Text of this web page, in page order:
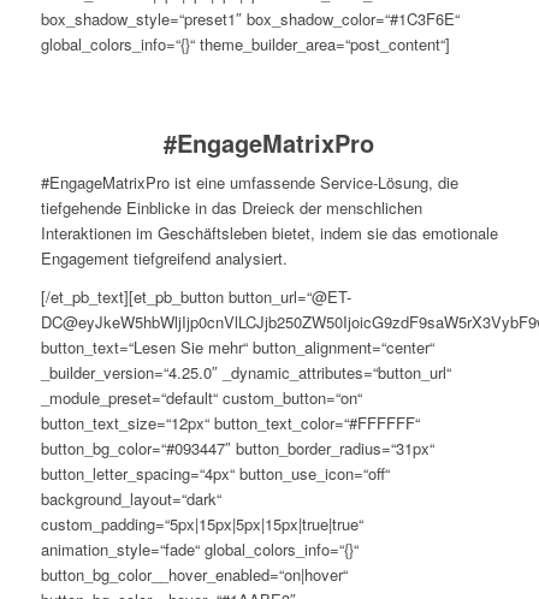
box_shadow_style=“preset1″ box_shadow_color=“#1C3F6E“
global_colors_info=“{}“ theme_builder_area=“post_content“]
#EngageMatrixPro
#EngageMatrixPro ist eine umfassende Service-Lösung, die
tiefgehende Einblicke in das Dreieck der menschlichen
Interaktionen im Geschäftsleben bietet, indem sie das emotionale
Engagement tiefgreifend analysiert.
[/et_pb_text][et_pb_button button_url=“@ET-
button_text=“Lesen Sie mehr“ button_alignment=“center“
_builder_version=“4.25.0″ _dynamic_attributes=“button_url“
_module_preset=“default“ custom_button=“on“
button_text_size=“12px“ button_text_color=“#FFFFFF“
button_bg_color=“#093447″ button_border_radius=“31px“
button_letter_spacing=“4px“ button_use_icon=“off“
background_layout=“dark“
custom_padding=“5px|15px|5px|15px|true|true“
animation_style=“fade“ global_colors_info=“{}“
button_bg_color__hover_enabled=“on|hover“